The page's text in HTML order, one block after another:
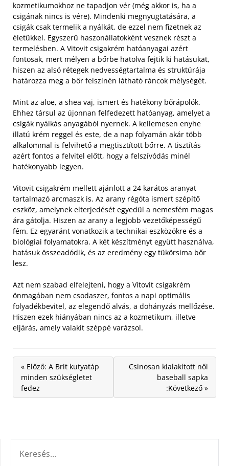
kozmetikumokhoz ne tapadjon vér (még akkor is, ha a
csigának nincs is vére). Mindenki megnyugtatására, a
csigák csak termelik a nyálkát, de ezzel nem fizetnek az
életükkel. Egyszerű haszonállatokként vesznek részt a
termelésben. A Vitovit csigakrém hatóanyagai azért
fontosak, mert mélyen a bőrbe hatolva fejtik ki hatásukat,
hiszen az alsó rétegek nedvességtartalma és struktúrája
határozza meg a bőr felszínén látható ráncok mélységét.
Mint az aloe, a shea vaj, ismert és hatékony bőrápolók.
Ehhez társul az újonnan felfedezett hatóanyag, amelyet a
csigák nyálkás anyagából nyernek. A kellemesen enyhe
illatú krém reggel és este, de a nap folyamán akár több
alkalommal is felvihető a megtisztított bőrre. A tisztítás
azért fontos a felvitel előtt, hogy a felszívódás minél
hatékonyabb legyen.
Vitovit csigakrém mellett ajánlott a 24 karátos aranyat
tartalmazó arcmaszk is. Az arany régóta ismert szépítő
eszköz, amelynek elterjedését egyedül a nemesfém magas
ára gátolja. Hiszen az arany a legjobb vezetőképességű
fém. Ez egyaránt vonatkozik a technikai eszközökre és a
biológiai folyamatokra. A két készítményt együtt használva,
hatásuk összeadódik, és az eredmény egy tükörsima bőr
lesz.
Azt nem szabad elfelejteni, hogy a Vitovit csigakrém
önmagában nem csodaszer, fontos a napi optimális
folyadékbevitel, az elegendő alvás, a dohányzás mellőzése.
Hiszen ezek hiányában nincs az a kozmetikum, illetve
eljárás, amely valakit széppé varázsol.
« Előző: A Brit kutyatáp
minden szükségletet
fedez
Csinosan kialakított női
baseball sapka
:Következő »